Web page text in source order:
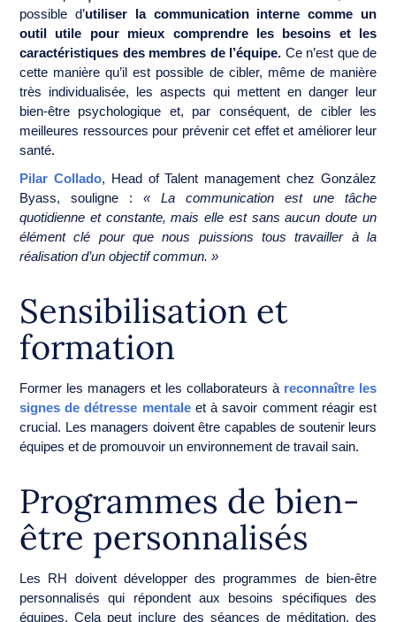
possible d’utiliser la communication interne comme un
outil utile pour mieux comprendre les besoins et les
caractéristiques des membres de l’équipe. Ce n’est que de
cette manière qu’il est possible de cibler, même de manière
très individualisée, les aspects qui mettent en danger leur
bien-être psychologique et, par conséquent, de cibler les
meilleures ressources pour prévenir cet effet et améliorer leur
santé.
Pilar Collado, Head of Talent management chez González
Byass, souligne : « La communication est une tâche
quotidienne et constante, mais elle est sans aucun doute un
élément clé pour que nous puissions tous travailler à la
réalisation d’un objectif commun. »
Sensibilisation et
formation
Former les managers et les collaborateurs à reconnaître les
signes de détresse mentaleet à savoir comment réagir est
crucial. Les managers doivent être capables de soutenir leurs
équipes et de promouvoir un environnement de travail sain.
Programmes de bien-
être personnalisés
Les RH doivent développer des programmes de bien-être
personnalisés qui répondent aux besoins spécifiques des
équipes. Cela peut inclure des séances de méditation, des